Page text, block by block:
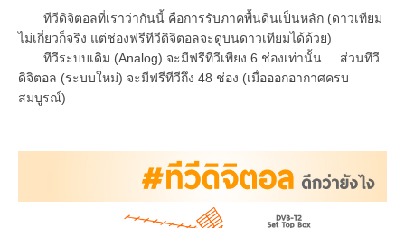
ทีวีดิจิตอลที่เราว่ากันนี้ คือการรับภาคพื้นดินเป็นหลัก (ดาวเทียม
ไม่เกี่ยวก็จริง แต่ช่องฟรีทีวีดิจิตอลจะดูบนดาวเทียมได้ด้วย)
ทีวีระบบเดิม (Analog) จะมีฟรีทีวีเพียง 6 ช่องเท่านั้น ... ส่วนทีวี
ดิจิตอล (ระบบใหม่) จะมีฟรีทีวีถึง 48 ช่อง (เมื่อออกอากาศครบ
สมบูรณ์)